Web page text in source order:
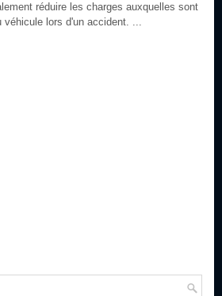
réduire les charges auxquelles sont
lors d'un accident. ...